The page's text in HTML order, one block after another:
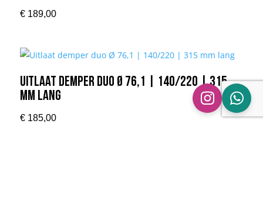
€189,00
Uitlaat demper duo Ø 76,1 | 140/220 | 315
mm lang
€185,00